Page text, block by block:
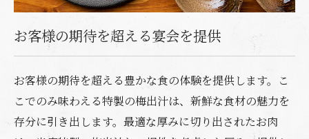
お客様の期待を超える宴会を提供
お客様の期待を超える豊かな食の体験を提供します。こ
こでのみ味わえる特製の梅出汁は、新鮮な食材の魅力を
存分に引き出します。最適な厚みに切り出されたお肉